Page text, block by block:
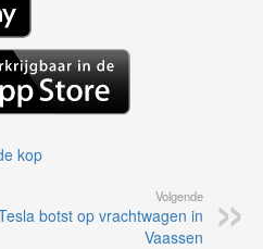
kop
Volgende
botst op vrachtwagen in
Vaassen